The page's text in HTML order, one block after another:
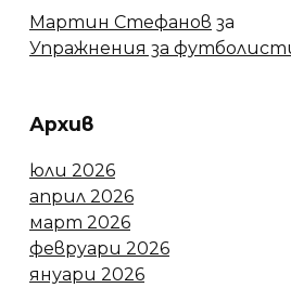
Мартин Стефанов за
Упражнения за
Архив
юли 2026
април 2026
март 2026
февруари 2026
януари 2026